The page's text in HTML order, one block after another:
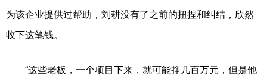
为该企业提供过帮助，刘耕没有了之前的扭捏和纠结，欣然
收下这笔钱。
“这些老板，一个项目下来，就可能挣几百万元，但是他